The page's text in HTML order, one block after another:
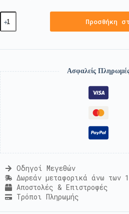
Προσθήκη
Ασφαλείς
Οδηγοί Μεγεθών
Δωρεάν μεταφορικά άνω των
Αποστολές & Επιστροφές
Τρόποι Πληρωμής